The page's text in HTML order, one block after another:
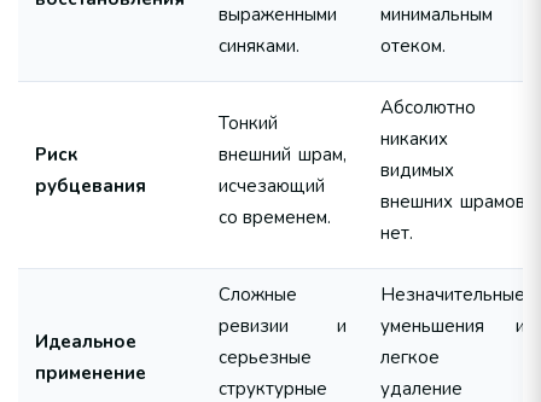
выраженными
синяками.
минимальным
отеком.
Риск
рубцевания
Тонкий
внешний шрам,
исчезающий
со временем.
Абсолютно
никаких
видимых
внешних шрамов
нет.
Идеальное
применение
Сложные
ревизии и
серьезные
структурные
Незначительные
уменьшения и
легкое
удаление